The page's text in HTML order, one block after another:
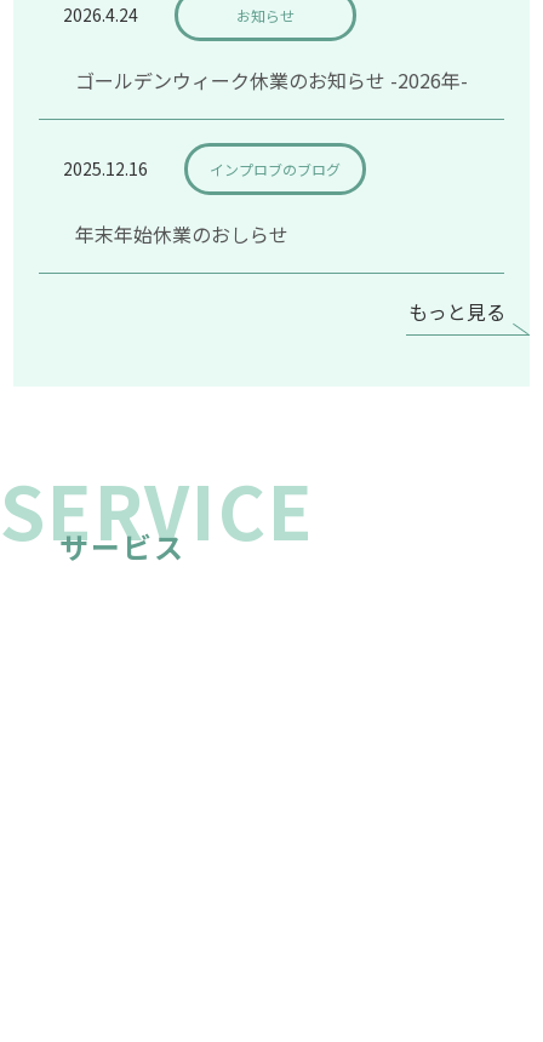
2026.4.24 お知らせ
ゴールデンウィーク休業のお知らせ -2026年-
2025.12.16 インプロブのブログ
年末年始休業のおしらせ
もっと見る
SERVICE
サービス